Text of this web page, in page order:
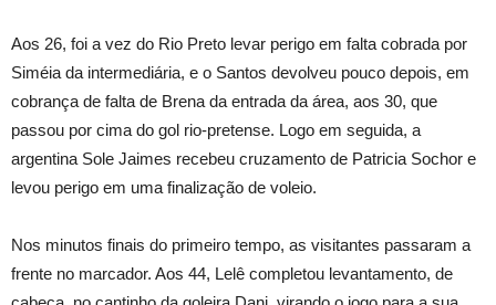
Aos 26, foi a vez do Rio Preto levar perigo em falta cobrada por
Siméia da intermediária, e o Santos devolveu pouco depois, em
cobrança de falta de Brena da entrada da área, aos 30, que
passou por cima do gol rio-pretense. Logo em seguida, a
argentina Sole Jaimes recebeu cruzamento de Patricia Sochor e
levou perigo em uma finalização de voleio.
Nos minutos finais do primeiro tempo, as visitantes passaram a
frente no marcador. Aos 44, Lelê completou levantamento, de